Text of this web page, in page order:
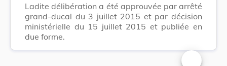
Ladite délibération a été approuvée par arrêté
grand-ducal du 3 juillet 2015 et par décision
ministérielle du 15 juillet 2015 et publiée en
due forme.